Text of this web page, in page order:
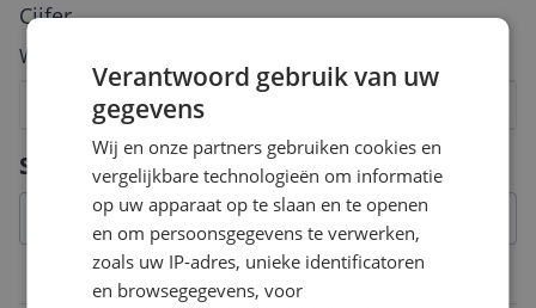
Specificaties
Algemene kenmerken
Cijfer
Welk cijfer geef jij dit product?
4
3
2
Vraag 1 van 4
Verantwoord gebruik van uw
gegevens
Wij en onze partners gebruiken cookies en
vergelijkbare technologieën om informatie
op uw apparaat op te slaan en te openen
en om persoonsgegevens te verwerken,
zoals uw IP-adres, unieke identificatoren
en browsegegevens, voor